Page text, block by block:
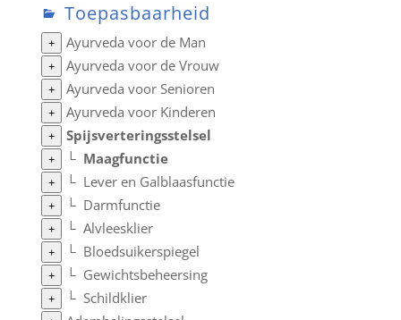
Toepasbaarheid
+ Ayurveda voor de Man
+ Ayurveda voor de Vrouw
+ Ayurveda voor Senioren
+ Ayurveda voor Kinderen
+ Spijsverteringsstelsel
+ └ Maagfunctie
+ └ Lever en Galblaasfunctie
+ └ Darmfunctie
+ └ Alvleesklier
+ └ Bloedsuikerspiegel
+ └ Gewichtsbeheersing
+ └ Schildklier